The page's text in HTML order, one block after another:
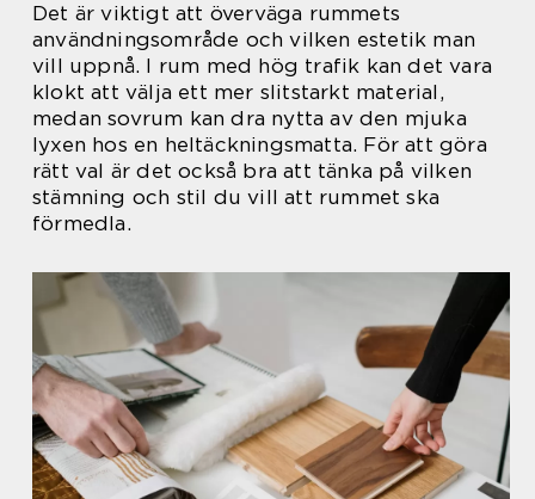
Det är viktigt att överväga rummets
användningsområde och vilken estetik man
vill uppnå. I rum med hög trafik kan det vara
klokt att välja ett mer slitstarkt material,
medan sovrum kan dra nytta av den mjuka
lyxen hos en heltäckningsmatta. För att göra
rätt val är det också bra att tänka på vilken
stämning och stil du vill att rummet ska
förmedla.